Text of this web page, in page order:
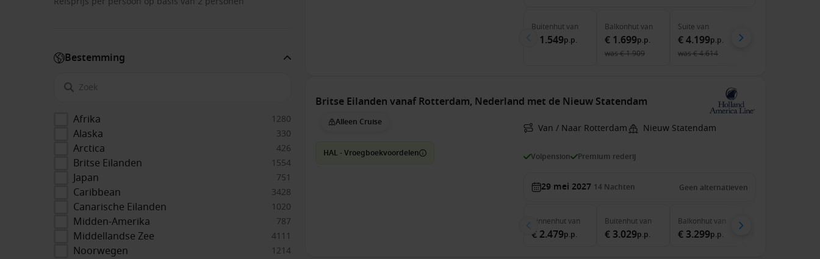
Bestemming
Afrika 1280
Alaska 330
Arctica 426
Britse Eilanden 1554
Japan 751
Caribbean 3428
Canarische Eilanden 1020
Midden-Amerika 787
Middellandse Zee 4111
Noorwegen 1214
Buitenhutvan
€ 1.549p.p.
Balkonhutvan
€ 1.699p.p.
was€ 1.909
Suite van
€ 4.199p.p.
was€ 4.614
Britse Eilanden vanaf Rotterdam, Nederland met de Nieuw Statendam
Alleen Cruise
HAL - Vroegboekvoordelen
Van / Naar Rotterdam Nieuw Statendam
Volpension Premium rederij
29 mei 2027 14 Nachten Geen alternatieven
Binnenhutvan
€ 2.479p.p.
Buitenhutvan
€ 3.029p.p.
Balkonhutvan
€ 3.299p.p.